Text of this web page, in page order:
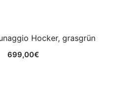
Hocker, grasgrün
699,00€